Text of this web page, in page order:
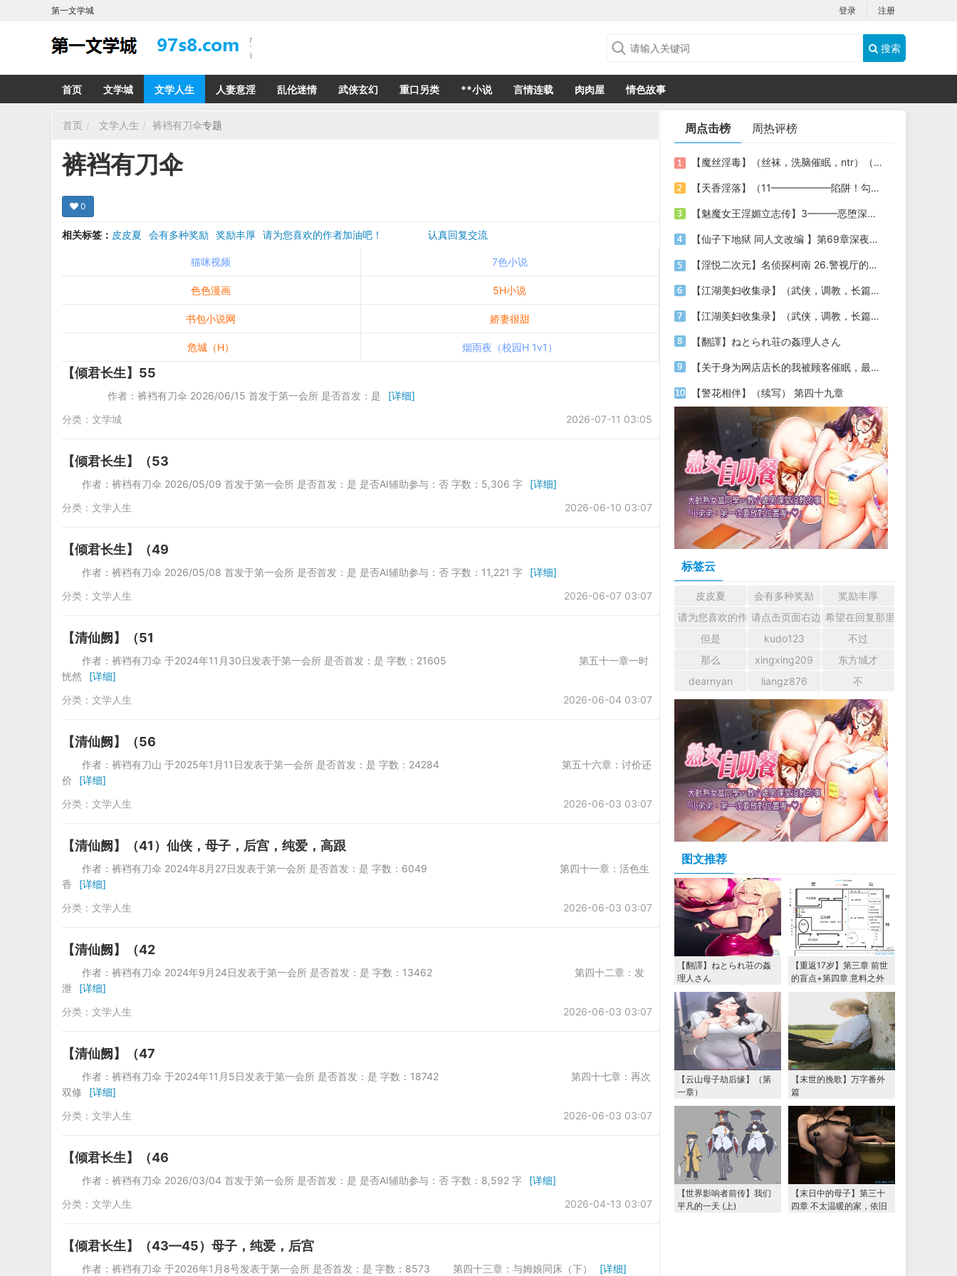
第一文学城 登录 注册
搜索
首页 文学城 文学人生 人妻意淫 乱伦迷情 武侠玄幻 重口另类 **小说 言情连载 肉肉屋 情色故事
首页 文学人生 裤裆有刀伞专题
裤裆有刀伞
0
相关标签： 皮皮夏 会有多种奖励 奖励丰厚 请为您喜欢的作者加油吧！ 认真回复交流
猫咪视频
7色小说
色色漫画 5H小说
书包小说网 娇妻很甜
危城（H） 烟雨夜（校园H 1v1）
【倾君长生】55
作者：裤裆有刀伞 2026/06/15 首发于第一会所 是否首发：是
[详细]
2026-07-11 03:05
分类： 文学城
【倾君长生】（53
作者：裤裆有刀伞 2026/05/09 首发于第一会所 是否首发：是 是否AI辅助参与：否 字数：5,306 字
[详细]
2026-06-10 03:07
分类： 文学人生
【倾君长生】（49
作者：裤裆有刀伞 2026/05/08 首发于第一会所 是否首发：是 是否AI辅助参与：否 字数：11,221 字
[详细]
2026-06-07 03:07
分类： 文学人生
【清仙阙】（51
作者：裤裆有刀伞 于2024年11月30日发表于第一会所 是否首发：是 字数：21605 第五十一章一时
恍然
[详细]
2026-06-04 03:07
分类： 文学人生
【清仙阙】（56
作者：裤裆有刀山 于2025年1月11日发表于第一会所 是否首发：是 字数：24284 第五十六章：讨价还
价
[详细]
2026-06-03 03:07
分类： 文学人生
【清仙阙】（41）仙侠，母子，后宫，纯爱，高跟
作者：裤裆有刀伞 2024年8月27日发表于第一会所 是否首发：是 字数：6049 第四十一章：活色生
香
[详细]
2026-06-03 03:07
分类： 文学人生
【清仙阙】（42
作者：裤裆有刀伞 2024年9月24日发表于第一会所 是否首发：是 字数：13462 第四十二章：发
泄
[详细]
2026-06-03 03:07
分类： 文学人生
【清仙阙】（47
作者：裤裆有刀伞 于2024年11月5日发表于第一会所 是否首发：是 字数：18742 第四十七章：再次
双修
[详细]
2026-06-03 03:07
分类： 文学人生
【倾君长生】（46
作者：裤裆有刀伞 2026/03/04 首发于第一会所 是否首发：是 是否AI辅助参与：否 字数：8,592 字
[详细]
2026-04-13 03:07
分类： 文学人生
【倾君长生】（43—45）母子，纯爱，后宫
作者：裤裆有刀伞 于2026年1月8号发表于第一会所 是否首发：是 字数：8573 第四十三章：与姆娘同床（下） [详细]
周点击榜 周热评榜
【魔丝淫毒】（丝袜，洗脑催眠，ntr）（24）（我不想）
【天香淫落】（11——————陷阱！勾结的警局调教（下））
【魅魔女王淫媚立志传】3———恶堕深渊的开端
【仙子下地狱 同人文改编 】第69章深夜窥淫戏 交心与交性(二)(纯爱+各种情趣玩法)
【淫悦二次元】名侦探柯南 26.警视厅的隐藏淫娃
【江湖美妇收集录】（武侠，调教，长篇）（6）（师娘篇）
【江湖美妇收集录】（武侠，调教，长篇）（13）（下山历练篇）
【翻譯】ねとられ荘の姦理人さん
【关于身为网店店长的我被顾客催眠，最终堕落为丝袜发情母狗这件事】（18～20）
【警花相伴】（续写） 第四十九章
标签云
皮皮夏 会有多种奖励
奖励丰厚
请为您喜欢的作者加油吧！ 认真回复交流
请点击页面右边的小手图标支持楼主。
希望在回复那里留下您的
但是
kudo123
不过
那么
xingxing209
东方城才
dearnyan
liangz876 不
图文推荐
【翻譯】ねとられ荘の姦
理人さん
【重返17岁】第三章 前世
的盲点+第四章 意料之外
的相认+番外篇（本文为女
主第一视角，两万字更
【云山母子劫后缘】（第
一章）
【末世的挽歌】万字番外
篇
【世界影响者前传】我们
平凡的一天 (上)
【末日中的母子】第三十
四章 不太温暖的家，依旧